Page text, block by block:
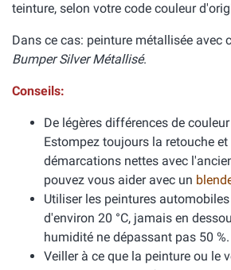
teinture, selon votre code couleur
Dans ce cas: peinture métallisée avec
Bumper Silver Métallisé.
Conseils:
De légères différences de
Estompez toujours la retouche et
démarcations nettes avec
pouvez vous aider avec un
Utiliser les peintures
d'environ 20 °C, jamais en
humidité ne dépassant pas 50 %.
Veiller à ce que la peinture ou le